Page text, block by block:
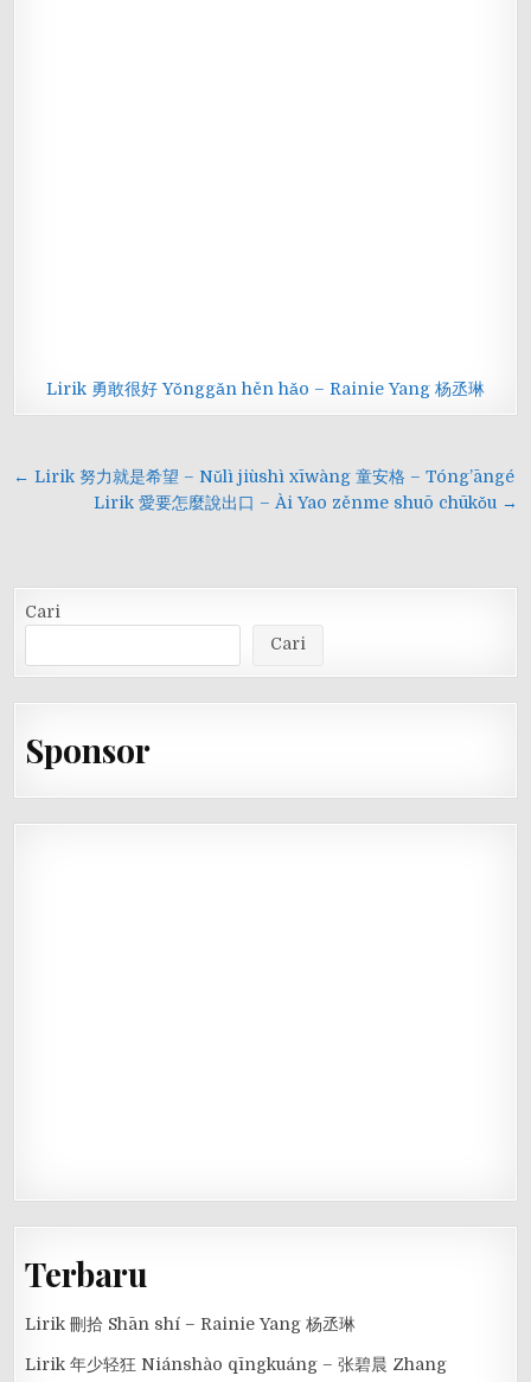
Lirik 勇敢很好 Yǒnggǎn hěn hǎo – Rainie Yang 杨丞琳
Navigasi
← Lirik 努力就是希望 – Nǔlì jiùshì xīwàng 童安格 – Tóng’āngé
Lirik 愛要怎麼說出口 – Ài Yao zěnme shuō chūkǒu →
Cari
Cari
Sponsor
Terbaru
Lirik 刪拾 Shān shí – Rainie Yang 杨丞琳
Lirik 年少轻狂 Niánshào qīngkuáng – 张碧晨 Zhang